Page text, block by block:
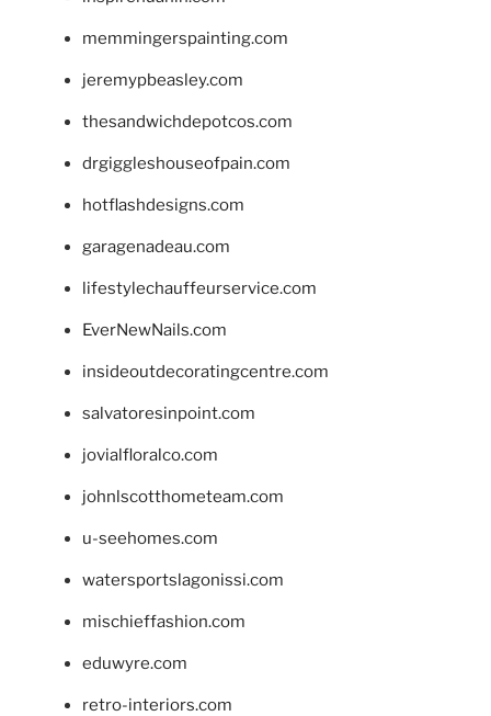
memmingerspainting.com
jeremypbeasley.com
thesandwichdepotcos.com
drgiggleshouseofpain.com
hotflashdesigns.com
garagenadeau.com
lifestylechauffeurservice.com
EverNewNails.com
insideoutdecoratingcentre.com
salvatoresinpoint.com
jovialfloralco.com
johnlscotthometeam.com
u-seehomes.com
watersportslagonissi.com
mischieffashion.com
eduwyre.com
retro-interiors.com